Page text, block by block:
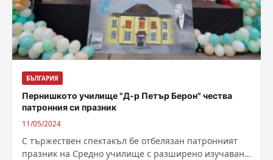
БЪЛГАРИЯ
Пернишкото училище "Д-р Петър Берон" чества
патронния си празник
11/05/2024
С тържествен спектакъл бе отбелязан патронният
празник на Средно училище с разширено изучаване